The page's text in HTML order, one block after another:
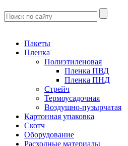
Пакеты
Пленка
Полиэтиленовая
Пленка ПВД
Пленка ПНД
Стрейч
Термоусадочная
Воздушно-пузырчатая
Картонная упаковка
Скотч
Оборудование
Расходные материалы